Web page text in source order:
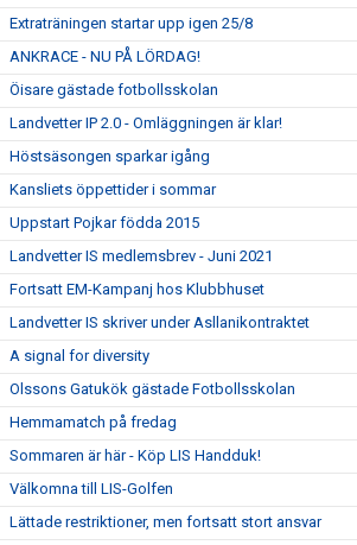
Extraträningen startar upp igen 25/8
ANKRACE - NU PÅ LÖRDAG!
Öisare gästade fotbollsskolan
Landvetter IP 2.0 - Omläggningen är klar!
Höstsäsongen sparkar igång
Kansliets öppettider i sommar
Uppstart Pojkar födda 2015
Landvetter IS medlemsbrev - Juni 2021
Fortsatt EM-Kampanj hos Klubbhuset
Landvetter IS skriver under Asllanikontraktet
A signal for diversity
Olssons Gatukök gästade Fotbollsskolan
Hemmamatch på fredag
Sommaren är här - Köp LIS Handduk!
Välkomna till LIS-Golfen
Lättade restriktioner, men fortsatt stort ansvar